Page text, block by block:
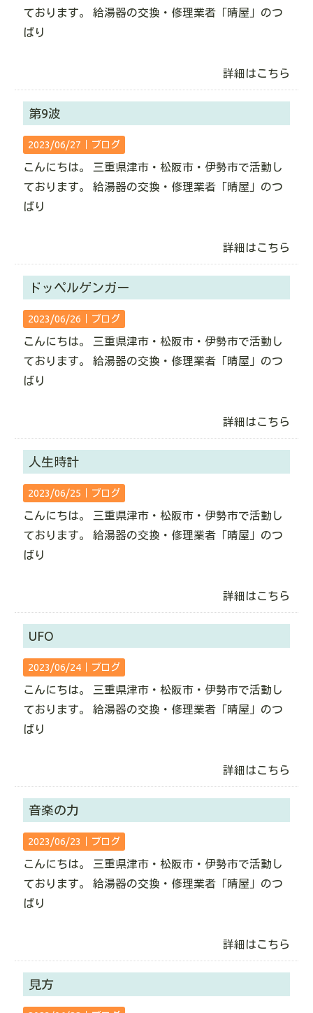
ております。 給湯器の交換・修理業者「晴屋」のつ
ばり
詳細はこちら
第9波
2023/06/27｜ ブログ
こんにちは。 三重県津市・松阪市・伊勢市で活動し
ております。 給湯器の交換・修理業者「晴屋」のつ
ばり
詳細はこちら
ドッペルゲンガー
2023/06/26｜ ブログ
こんにちは。 三重県津市・松阪市・伊勢市で活動し
ております。 給湯器の交換・修理業者「晴屋」のつ
ばり
詳細はこちら
人生時計
2023/06/25｜ ブログ
こんにちは。 三重県津市・松阪市・伊勢市で活動し
ております。 給湯器の交換・修理業者「晴屋」のつ
ばり
詳細はこちら
UFO
2023/06/24｜ ブログ
こんにちは。 三重県津市・松阪市・伊勢市で活動し
ております。 給湯器の交換・修理業者「晴屋」のつ
ばり
詳細はこちら
音楽の力
2023/06/23｜ ブログ
こんにちは。 三重県津市・松阪市・伊勢市で活動し
ております。 給湯器の交換・修理業者「晴屋」のつ
ばり
詳細はこちら
見方